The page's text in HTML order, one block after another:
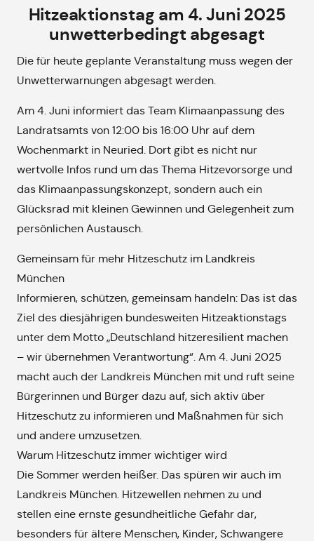
Hitzeaktionstag am 4. Juni 2025
unwetterbedingt abgesagt
Die für heute geplante Veranstaltung muss wegen der
Unwetterwarnungen abgesagt werden.
Am 4. Juni informiert das Team Klimaanpassung des
Landratsamts von 12:00 bis 16:00 Uhr auf dem
Wochenmarkt in Neuried. Dort gibt es nicht nur
wertvolle Infos rund um das Thema Hitzevorsorge und
das Klimaanpassungskonzept, sondern auch ein
Glücksrad mit kleinen Gewinnen und Gelegenheit zum
persönlichen Austausch.
Gemeinsam für mehr Hitzeschutz im Landkreis
München
Informieren, schützen, gemeinsam handeln: Das ist das
Ziel des diesjährigen bundesweiten Hitzeaktionstags
unter dem Motto „Deutschland hitzeresilient machen
– wir übernehmen Verantwortung“. Am 4. Juni 2025
macht auch der Landkreis München mit und ruft seine
Bürgerinnen und Bürger dazu auf, sich aktiv über
Hitzeschutz zu informieren und Maßnahmen für sich
und andere umzusetzen.
Warum Hitzeschutz immer wichtiger wird
Die Sommer werden heißer. Das spüren wir auch im
Landkreis München. Hitzewellen nehmen zu und
stellen eine ernste gesundheitliche Gefahr dar,
besonders für ältere Menschen, Kinder, Schwangere